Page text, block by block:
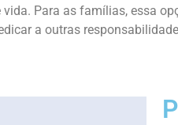
Para as famílias, essa
a outras